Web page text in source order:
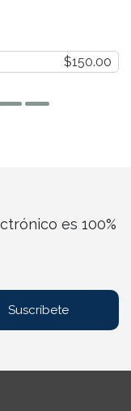
$150.00
es 100%
Suscríbete